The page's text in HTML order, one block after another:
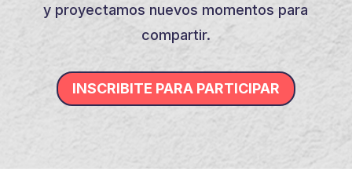
y proyectamos nuevos momentos para
compartir.
INSCRIBITE PARA PARTICIPAR